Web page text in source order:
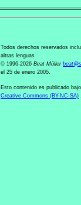
Todos derechos reservados
altras lenguas
© 1996-2026 Beat Müller beat@
el 25 de enero 2005.
Esto contenido es publicado
Creative Commons (BY-NC-SA)